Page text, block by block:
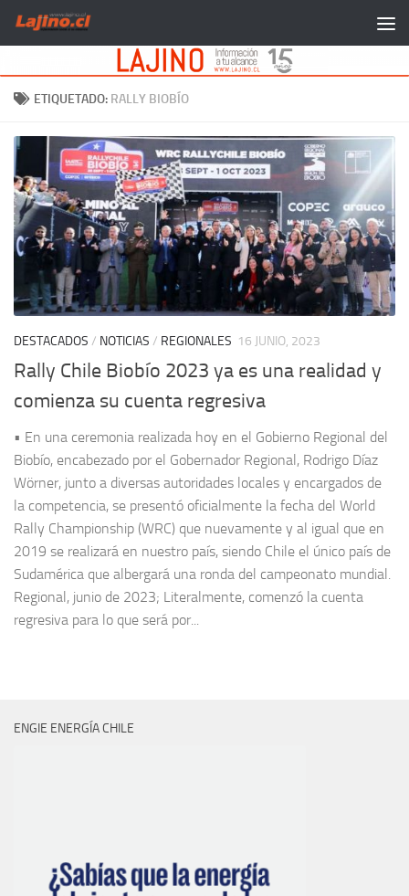
Saltar al contenido
ETIQUETADO: RALLY BIOBÍO
DESTACADOS / NOTICIAS / REGIONALES 16 JUNIO, 2023
Rally Chile Biobío 2023 ya es una realidad y
comienza su cuenta regresiva
• En una ceremonia realizada hoy en el Gobierno Regional del
Biobío, encabezado por el Gobernador Regional, Rodrigo Díaz
Wörner, junto a diversas autoridades locales y encargados de
la competencia, se presentó oficialmente la fecha del World
Rally Championship (WRC) que nuevamente y al igual que en
2019 se realizará en nuestro país, siendo Chile el único país de
Sudamérica que albergará una ronda del campeonato mundial.
Regional, junio de 2023; Literalmente, comenzó la cuenta
regresiva para lo que será por...
ENGIE ENERGÍA CHILE